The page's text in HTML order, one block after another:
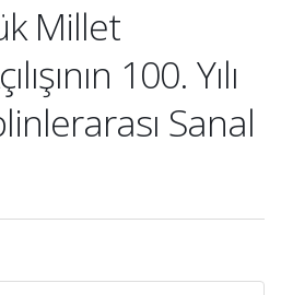
Millet
100. Yılı
Sanal